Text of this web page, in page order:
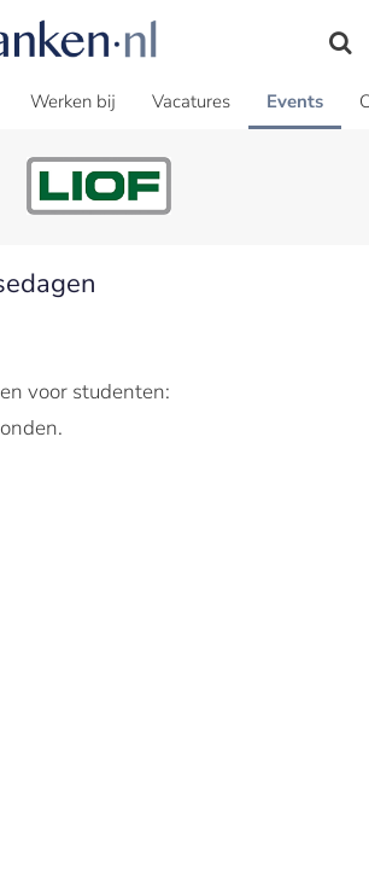
Werken bij Vacatures Events
voor studenten: